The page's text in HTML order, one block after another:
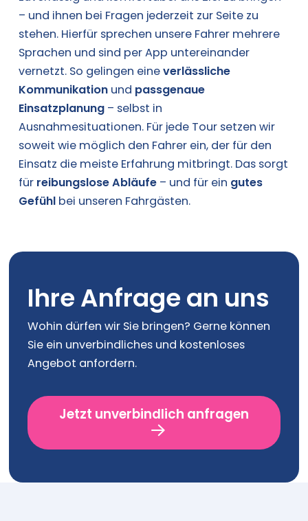
– und ihnen bei Fragen jederzeit zur Seite zu
stehen. Hierfür sprechen unsere Fahrer mehrere
Sprachen und sind per App untereinander
vernetzt. So gelingen eineverlässliche
Kommunikationund passgenaue
Einsatzplanung– selbst in
Ausnahmesituationen. Für jede Tour setzen wir
soweit wie möglich den Fahrer ein, der für den
Einsatz die meiste Erfahrung mitbringt. Das sorgt
für reibungslose Abläufe– und für ein gutes
Gefühlbei unseren Fahrgästen.
Ihre Anfrage an uns
Wohin dürfen wir Sie bringen? Gerne können
Sie ein unverbindliches und kostenloses
Angebot anfordern.
Jetzt unverbindlich anfragen